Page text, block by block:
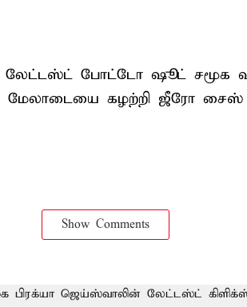
லேட்டஸ்ட் போட்டோ ஷூட் சமூக
மேலாடையை கழற்றி ஜீரோ
Show Comments